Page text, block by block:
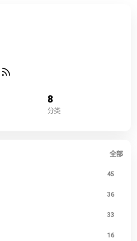
8
分类
全部
45
36
33
16